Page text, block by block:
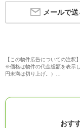
メールで送
【この物件広告についての注釈】
※価格は物件の代金総額を表示
円未満は切り上げ。）
※写真に写っている、またはパ
※建築条件付き土地価格には、
※物件情報は、原則として情報
※完成予想図はいずれも外構、
※モデルルーム・モデルハウス
おす